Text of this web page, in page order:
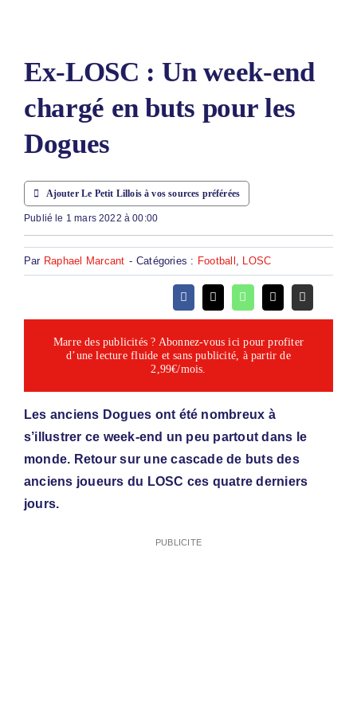
ABONNEMENTS
NOUS CONTACTER
NOUS SUIVRE
Ex-LOSC : Un week-end
chargé en buts pour les
Dogues
Ajouter Le Petit Lillois à vos sources préférées
Publié le 1 mars 2022 à 00:00
Par Raphael Marcant - Catégories : Football , LOSC
Marre des publicités ? Abonnez-vous ici pour profiter
d’une lecture fluide et sans publicité, à partir de
2,99€/mois.
Les anciens Dogues ont été nombreux à
s’illustrer ce week-end un peu partout dans le
monde. Retour sur une cascade de buts des
anciens joueurs du LOSC ces quatre derniers
jours.
PUBLICITE